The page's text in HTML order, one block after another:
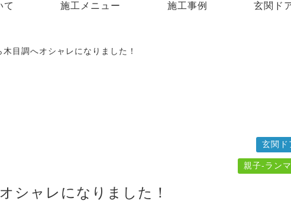
て 施工メニュー 施工事例 玄関ド
木目調へオシャレになりました！
玄関ド
親子-ラン
シャレになりました！